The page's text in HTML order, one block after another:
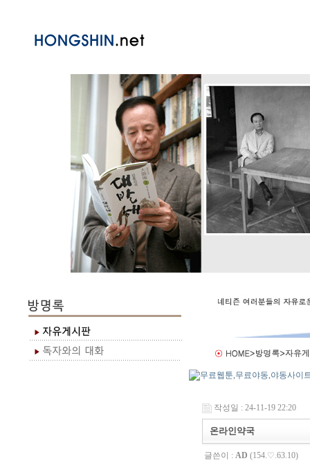
작성일 : 24-11-19 22:20
온라인약국
글쓴이 : AD (154.♡.63.10)